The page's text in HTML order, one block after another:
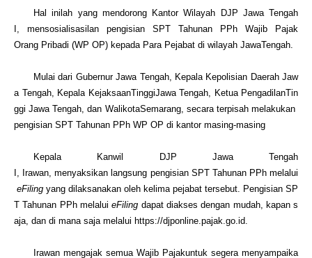
Halinilah yang mendorong ‎ Kantor Wilayah DJP Jawa ‎Tengah
I,
mensosialisasilan pengisian SPT Tahunan PPh Wajib Pajak
Orang Pribadi (WP OP) kepada Para Pejabat di wilayah JawaTengah.
Mulai dari Gubernur Jawa Tengah, Kepala Kepolisian Daerah Jaw
a Tengah, Kepala KejaksaanTinggiJawaTengah, Ketua PengadilanTin
ggi Jawa Tengah,dan WalikotaSemarang,‎ secara terpisahmelakukan
pengisian SPT Tahunan PPh WP OP di kantor masing-masing
Kepala Kanwil DJP JawaTengah
, Irawan,menyaksikan langsung pengisianSPT Tahunan PPh melalui
eFiling yang dilaksanakan oleh kelima pejabat tersebut. Pengisian SP
TTahunan PPh melalui eFiling dapat diakses dengan mudah, kapans
aja, dan di mana saja melalui https://djponline.pajak.go.id.
Irawan mengajak semua Wajib Pajakuntuk‎ segera menyampaika